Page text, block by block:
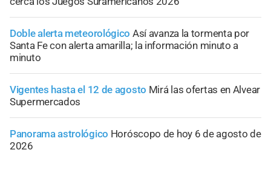
Doble alerta meteorológico Así avanza la tormenta por
Santa Fe con alerta amarilla; la información minuto a
minuto
Vigentes hasta el 12 de agosto Mirá las ofertas en Alvear
Supermercados
Panorama astrológico Horóscopo de hoy 6 de agosto de
2026